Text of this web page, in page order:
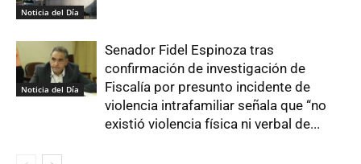
Noticia del Día
Noticia del Día
Senador Fidel Espinoza tras
confirmación de investigación de
Fiscalía por presunto incidente de
violencia intrafamiliar señala que “no
existió violencia física ni verbal de...